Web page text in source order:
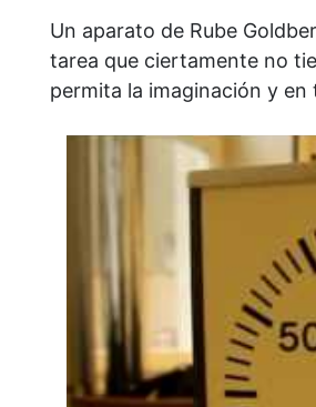
Un aparato de Rube
tarea que ciertamente no
permita la imaginación y